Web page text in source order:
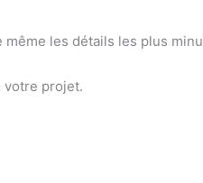
les détails les plus
votre projet.